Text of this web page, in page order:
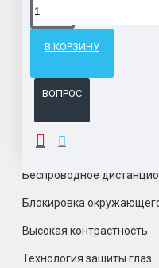
В КОРЗИНУ
ВОПРОС
ОПИСАНИЕ
Беспроводное
Блокировка
Высокая контрастность
Технология зашиты глаз